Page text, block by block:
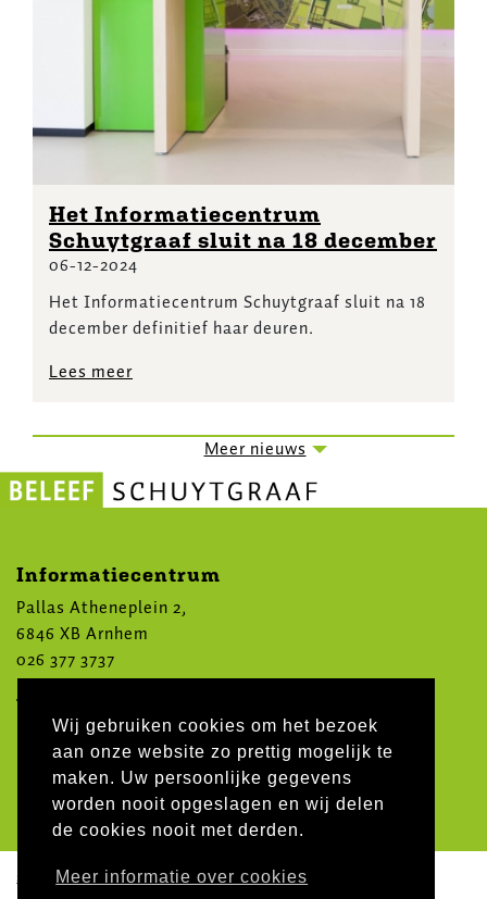
Wij gebruiken cookies om het bezoek
aan onze website zo prettig mogelijk te
maken. Uw persoonlijke gegevens
worden nooit opgeslagen en wij delen
de cookies nooit met derden.
Meer informatie over cookies
Het Informatiecentrum
Schuytgraaf sluit na 18 december
06-12-2024
Het Informatiecentrum Schuytgraaf sluit na 18
december definitief haar deuren.
Lees meer
Meer nieuws
Informatiecentrum
Pallas Atheneplein 2,
6846 XB Arnhem
026 377 3737
Volg ons op social media
sitemap